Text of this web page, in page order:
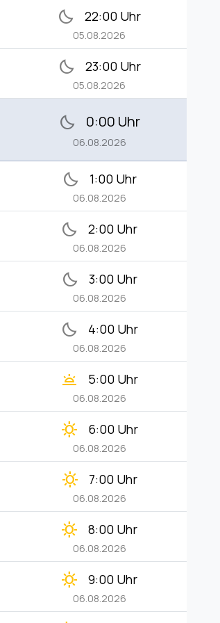
bedtime 22:00 Uhr
05.08.2026
bedtime 23:00 Uhr
05.08.2026
bedtime 0:00 Uhr
06.08.2026
bedtime 1:00 Uhr
06.08.2026
bedtime 2:00 Uhr
06.08.2026
bedtime 3:00 Uhr
06.08.2026
bedtime 4:00 Uhr
06.08.2026
wb_twilight 5:00 Uhr
06.08.2026
clear_day 6:00 Uhr
06.08.2026
clear_day 7:00 Uhr
06.08.2026
clear_day 8:00 Uhr
06.08.2026
clear_day 9:00 Uhr
06.08.2026